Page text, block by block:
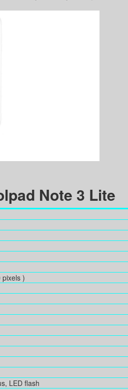
Note 3 Lite
pixels )
LED flash